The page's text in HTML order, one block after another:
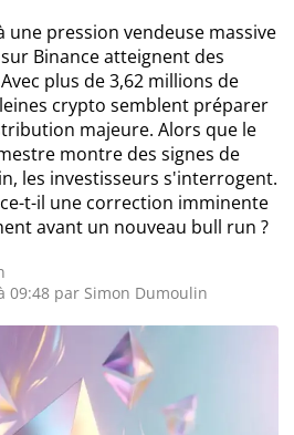
une pression vendeuse massive
Binance atteignent des
plus de 3,62 millions de
crypto semblent préparer
majeure. Alors que le
montre des signes de
les investisseurs s'interrogent.
t-il une correction imminente
avant un nouveau bull run ?
09:48 par Simon Dumoulin